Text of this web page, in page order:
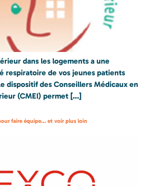
dans les logements a une
respiratoire de vos jeunes patients
dispositif des Conseillers Médicaux en
(CMEI) permet […]
faire équipe… et voir plus loin